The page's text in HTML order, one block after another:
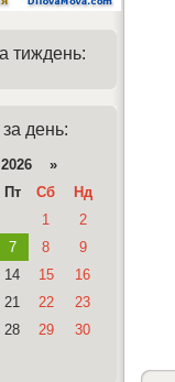
тиждень:
день:
»
Пт Сб
Нд
1
2
7 8
9
14 15
16
21 22
23
28 29
30